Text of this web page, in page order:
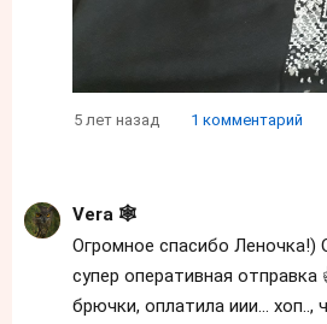
5 лет назад 1 комментарий
Vera 🕸️
Огромное спасибо Леночка!)
супер оперативная
брючки, оплатила иии... хоп..,